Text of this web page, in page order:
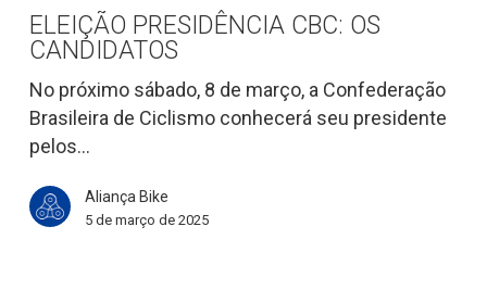
OS
CANDIDATOS
ELEIÇÃO PRESIDÊNCIA CBC: OS
CANDIDATOS
No próximo sábado, 8 de março, a Confederação
Brasileira de Ciclismo conhecerá seu presidente
pelos…
Aliança Bike
5 de março de 2025